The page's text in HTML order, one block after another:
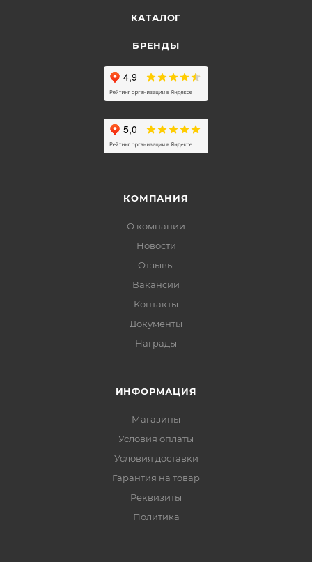
КАТАЛОГ
БРЕНДЫ
КОМПАНИЯ
О компании
Новости
Отзывы
Вакансии
Контакты
Документы
Награды
ИНФОРМАЦИЯ
Магазины
Условия оплаты
Условия доставки
Гарантия на товар
Реквизиты
Политика